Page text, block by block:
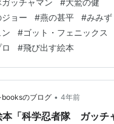
、ギャラクターに かこまれ
うふふ・・・・・、まぬけ
たちの はかばだよ!!」 だん
うと した。しゅんかん、ゴ
こった。科学忍法 竜巻フ
ッチャマン #大鷲の健
ョー #燕の甚平 #みみ
#ゴット・フェニックス
#飛び出す絵本
のブログ • 4年前
本「科学忍者隊 ガッチ